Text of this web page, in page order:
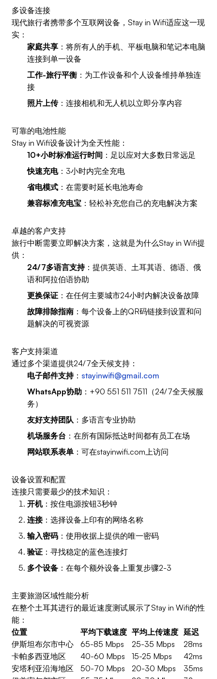
多设备连接
现代旅行者携带多个互联网设备，Stay in Wifi适应这一现
实：
家庭共享 ：将所有人的手机、平板电脑和笔记本电脑
连接到单一设备
工作-旅行平衡 ：为工作设备和个人设备维持单独连
接
照片上传：连接相机和无人机以立即分享内容
可靠的电池性能
Stay in Wifi设备设计为全天性能：
10+小时标准运行时间 ：足以应对大多数日常远足
快速充电：3小时内完全充电
省电模式 ：在需要时延长电池寿命
兼容标准充电宝 ：轻松补充您自己的充电解决方案
卓越的客户支持
旅行中断需要立即解决方案，这就是为什么Stay in Wifi提
供：
24/7多语言支持：提供英语、土耳其语、德语、俄
语和阿拉伯语协助
更换保证 ：在任何主要城市24小时内解决设备故障
故障排除指南 ：每个设备上的QR码链接到设置和问
题解决的可视资源
客户支持渠道
通过多个渠道提供24/7全天候支持：
电子邮件支持： stayinwifi@gmail.com
WhatsApp协助 ：+90 551 511 7511（24/7全天候服
务）
友好支持团队 ：多语言专业协助
机场服务台 ：在所有国际抵达时间都有员工在场
网站联系表单 ：可在stayinwifi.com上访问
设备设置和配置
连接只需要最少的技术知识：
开机：按住电源按钮3秒钟
连接：选择设备上印有的网络名称
输入密码 ：使用收据上提供的唯一密码
验证 ：寻找稳定的蓝色连接灯
多个设备 ：在每个额外设备上重复步骤2-3
主要旅游区域性能分析
在整个土耳其进行的最近速度测试展示了Stay in Wifi的性
能：
位置
平均下载速度 平均上传速度 延迟
伊斯坦布尔市中心
65-85 Mbps 25-35 Mbps
28ms
卡帕多西亚地区
40-60 Mbps 15-25 Mbps
42ms
安塔利亚沿海地区
50-70 Mbps 20-30 Mbps
35ms